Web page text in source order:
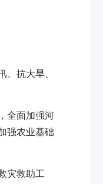
抗大旱、
全面加强河
强农业基础
灾救助工